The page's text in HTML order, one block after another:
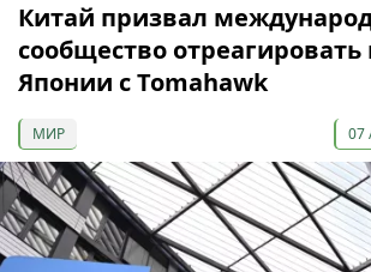
Китай призвал
сообщество отреагировать
Японии с Tomahawk
МИР 07